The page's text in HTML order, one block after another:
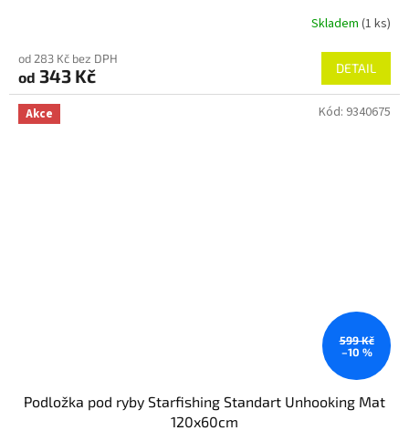
Skladem (1 ks)
od 283 Kč bez DPH
od 343 Kč DETAIL
Akce
599 Kč
–10 %
Podložka pod ryby Starfishing Standart Unhooking Mat
120x60cm
Kód: 9340675